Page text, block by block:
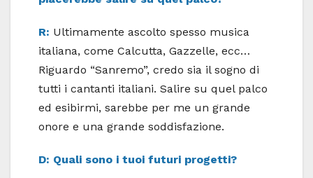
R: Ultimamente ascolto spesso musica
italiana, come Calcutta, Gazzelle, ecc…
Riguardo “Sanremo”, credo sia il sogno di
tutti i cantanti italiani. Salire su quel palco
ed esibirmi, sarebbe per me un grande
onore e una grande soddisfazione.
D: Quali sono i tuoi futuri progetti?